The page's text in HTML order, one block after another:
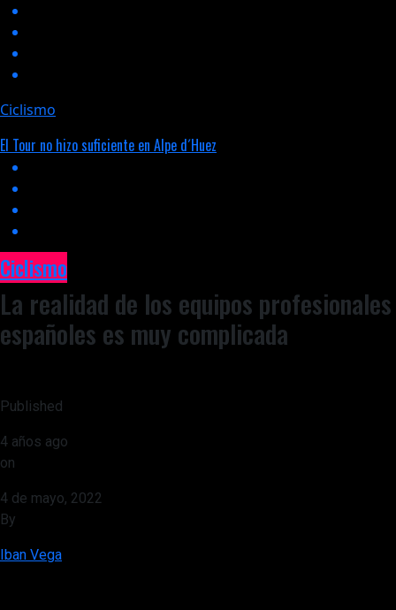
Ciclismo
El Tour no hizo suficiente en Alpe d´Huez
Ciclismo
La realidad de los equipos profesionales
españoles es muy complicada
Published
4 años ago
on
4 de mayo, 2022
By
Iban Vega